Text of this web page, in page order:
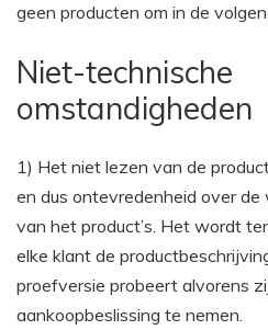
geen producten om in de
Niet-technische
omstandigheden
1) Het niet lezen van de
en dus ontevredenheid over
van het product’s. Het wordt
elke klant de
proefversie probeert alvorens
aankoopbeslissing te nemen.